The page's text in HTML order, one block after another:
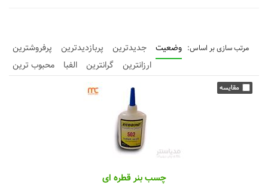
وضعیت جدیدترین پربازدیدترین
پرفروشترین
ارزانترین
گرانترین الفبا محبوب ترین
چسب بنر قطره ای